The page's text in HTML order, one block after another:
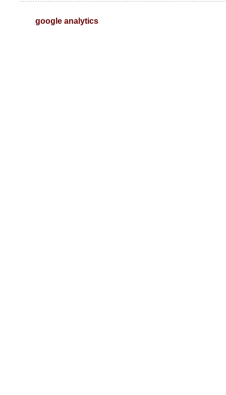
google analytics